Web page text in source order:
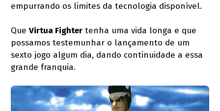
empurrando os limites da tecnologia disponível.
QueVirtua Fighter tenha uma vida longa e que
possamos testemunhar o lançamento de um
sexto jogo algum dia, dando continuidade a essa
grande franquia.